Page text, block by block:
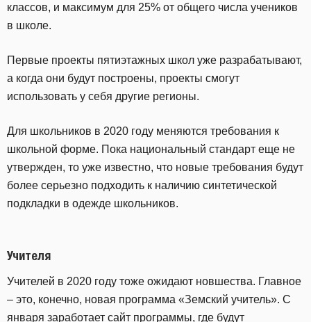
классов, и максимум для 25% от общего числа учеников
в школе.
Первые проекты пятиэтажных школ уже разрабатывают,
а когда они будут построены, проекты смогут
использовать у себя другие регионы.
Для школьников в 2020 году меняются требования к
школьной форме. Пока национальный стандарт еще не
утвержден, то уже известно, что новые требования будут
более серьезно подходить к наличию синтетической
подкладки в одежде школьников.
Учителя
Учителей в 2020 году тоже ожидают новшества. Главное
– это, конечно, новая программа «Земский учитель». С
января заработает сайт программы, где будут